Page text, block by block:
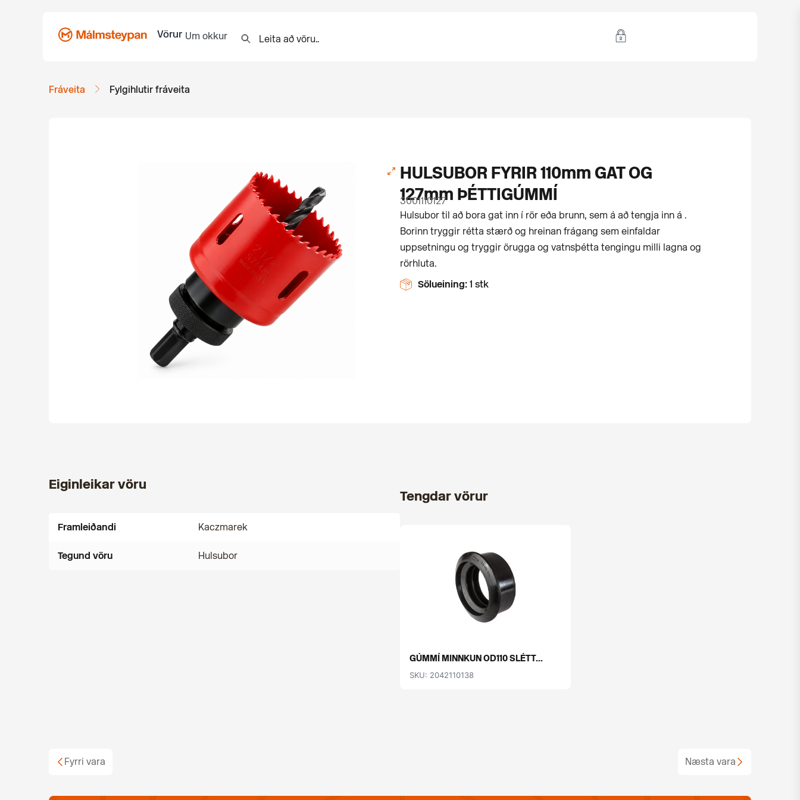
Vörur Um okkur
Fráveita Fylgihlutir fráveita
HULSUBOR FYRIR 110mm GAT OG
127mm ÞÉTTIGÚMMÍ
3001110127
Hulsubor til að bora gat inn í rör eða brunn, sem á að tengja inn á .
Borinn tryggir rétta stærð og hreinan frágang sem einfaldar
uppsetningu og tryggir örugga og vatnsþétta tengingu milli lagna og
rörhluta.
Sölueining: 1 stk
Eiginleikar vöru
Framleiðandi Kaczmarek
Tegund vöru Hulsubor
Tengdar vörur
GÚMMÍ MINNKUN OD110 SLÉTT...
SKU: 2042110138
Fyrri vara Næsta vara